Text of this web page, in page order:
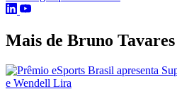
Mais de Bruno Tavares